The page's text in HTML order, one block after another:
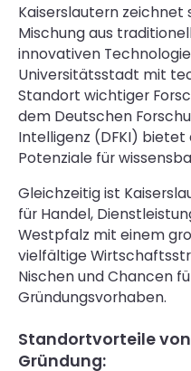
Kaiserslautern
Mischung aus
innovativen
Universitätsstadt mit
Standort wichtiger
dem Deutschen
Intelligenz (DFKI)
Potenziale für
Gleichzeitig ist
für Handel,
Westpfalz mit einem
vielfältige
Nischen und Chancen
Gründungsvorhaben.
Standortvorteile
Gründung: